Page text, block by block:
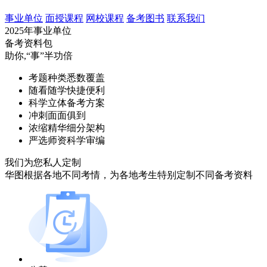
事业单位 面授课程 网校课程 备考图书 联系我们
2025年事业单位
备考资料包
助你,“事”半功倍
考题种类悉数覆盖
随看随学快捷便利
科学立体备考方案
冲刺面面俱到
浓缩精华细分架构
严选师资科学审编
我们为您私人定制
华图根据各地不同考情，为各地考生特别定制不同备考资料